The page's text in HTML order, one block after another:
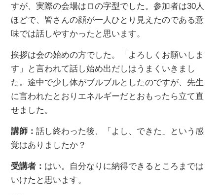
すが、実際の会場はロの字型でした。参加者は30人
ほどで、皆さんの顔が一人ひとり見えたのである意
味では話しやすかったと思います。
挨拶は会の始めの方でした。「よろしくお願いしま
す」と言われて話し始め出だしはうまくいきまし
た。途中で少し体がブルブルとしたのですが、先生
に言われたとおりエネルギーだとおもったら立て直
せました。
講師：話し終わった後、「よし、できた」という感
覚はありましたか？
受講者： はい。自分なりに納得できるところまでは
いけたと思います。